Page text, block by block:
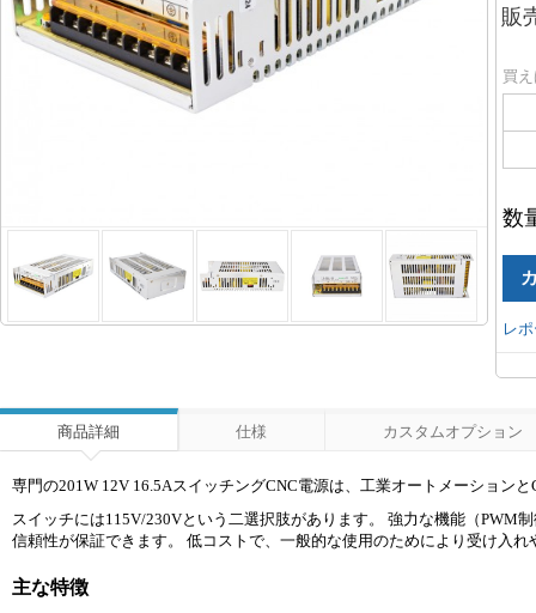
販
買
数
レ
商品詳細 仕様 カスタムオプション
専門の201W 12V 16.5AスイッチングCNC電源は、工業オートメーション
スイッチには115V/230Vという二選択肢があります。 強力な機能（PWM
信頼性が保証できます。 低コストで、一般的な使用のためにより受け入れ
主な特徴